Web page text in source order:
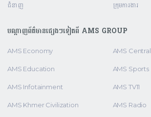
ជំនាញ ក្រុមការងារ
បណ្តាញព័ត៌មានផ្សេងៗទៀតពី AMS GROUP
AMS Economy
AMS Education
AMS Infotainment
AMS Khmer Civilization
AMS Central
AMS Sports
AMS TV11
AMS Radio